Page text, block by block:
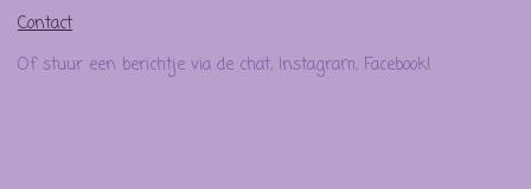
Contact
Of stuur een berichtje via de chat, Instagram, Facebook!